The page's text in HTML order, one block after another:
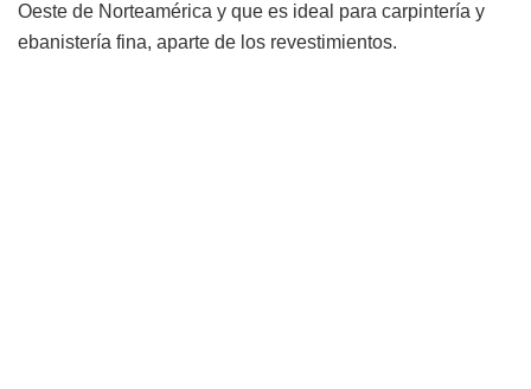
Oeste de Norteamérica y que es ideal para carpintería y
ebanistería fina, aparte de los revestimientos.